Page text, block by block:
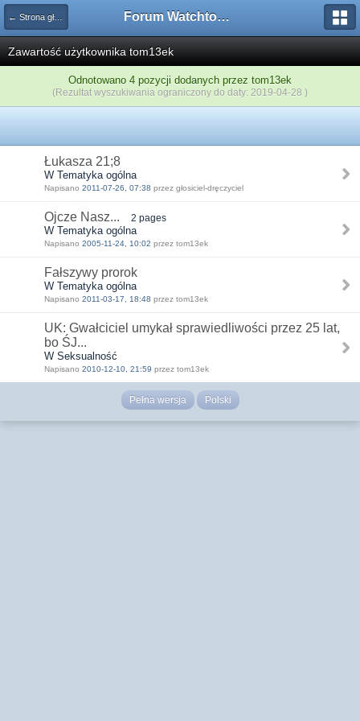
← Strona główna Forum Watchtower
Zawartość użytkownika tom13ek
Odnotowano 4 pozycji dodanych przez tom13ek
(Rezultat wyszukiwania ograniczony do daty: 2019-04-28 )
Łukasza 21;8
W Tematyka ogólna
Napisano 2011-07-26, 07:38 przez głosiciel-dręczyciel
Ojcze Nasz... 2 pages
W Tematyka ogólna
Napisano 2005-11-24, 10:02 przez tom13ek
Fałszywy prorok
W Tematyka ogólna
Napisano 2011-03-17, 18:48 przez tom13ek
UK: Gwałciciel umykał sprawiedliwości przez 25 lat,
bo ŚJ...
W Seksualność
Napisano 2010-12-10, 21:59 przez tom13ek
Pełna wersja Polski